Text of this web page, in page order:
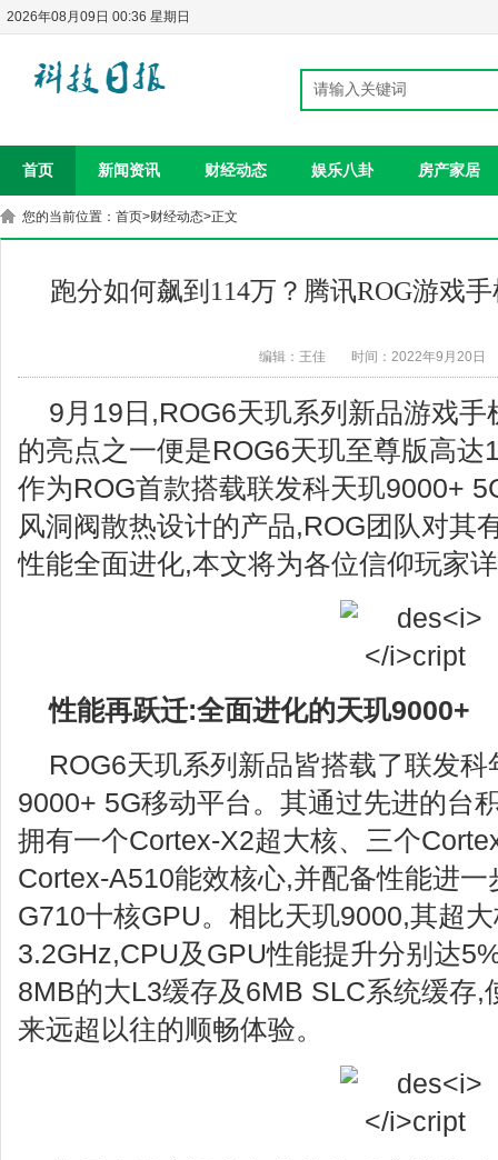
2026年08月09日 00:36 星期日
首页 新闻资讯 财经动态 娱乐八卦 房产家居
您的当前位置： 首页>财经动态>正文
跑分如何飙到114万？腾讯ROG游戏
编辑：王佳 时间：2022年9月20日
9月19日,ROG6天玑系列新品游戏
的亮点之一便是ROG6天玑至尊版高达
作为ROG首款搭载联发科天玑9000+
风洞阀散热设计的产品,ROG团队对其
性能全面进化,本文将为各位信仰玩家
性能再跃迁:全面进化的天玑9000+
ROG6天玑系列新品皆搭载了联发
9000+ 5G移动平台。其通过先进的台
拥有一个Cortex-X2超大核、三个
Cortex-A510能效核心,并配备性能进
G710十核GPU。相比天玑9000,其超
3.2GHz,CPU及GPU性能提升分别达
8MB的大L3缓存及6MB SLC系统缓存,
来远超以往的顺畅体验。